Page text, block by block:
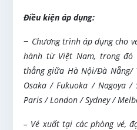
Điều kiện áp dụng:
– Chương trình áp dụng cho
hành từ Việt Nam, trong
thẳng giữa Hà Nội/Đà Nẵng/
Osaka / Fukuoka / Nagoya
Paris / London / Sydney /
– Vé xuất tại các phòng vé,